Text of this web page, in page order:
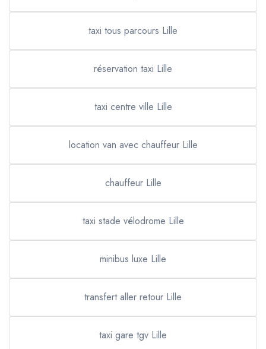
taxi tous parcours Lille
réservation taxi Lille
taxi centre ville Lille
location van avec chauffeur Lille
chauffeur Lille
taxi stade vélodrome Lille
minibus luxe Lille
transfert aller retour Lille
taxi gare tgv Lille